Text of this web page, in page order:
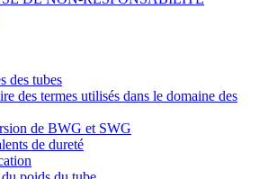
des tubes
des termes utilisés dans le domaine des
de BWG et SWG
de dureté